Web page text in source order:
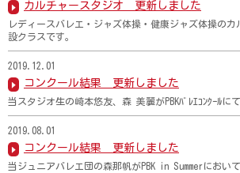
カルチャースタジオ 更新しました
レディースバレエ・ジャズ体操・健康ジャズ体操の
設クラスです。
2019.12.01
コンクール結果 更新しました
当スタジオ生の崎本悠友、森 美麗がPBKﾊﾞﾚｴｺﾝｸｰﾙに
2019.08.01
コンクール結果 更新しました
当ジュニアバレエ団の森那帆がPBK in Summerにおい